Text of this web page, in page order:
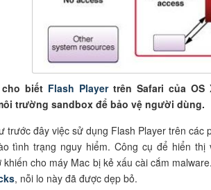
biết Flash Playertrên Safari của OS
trường sandbox để bảo vệ người dùng.
trước đây việc sử dụng Flash Player trên các
tình trạng nguy hiểm. Công cụ để hiển thị
khiến cho máy Mac bị kẻ xấu cài cắm
, nỗi lo này đã được dẹp bỏ.